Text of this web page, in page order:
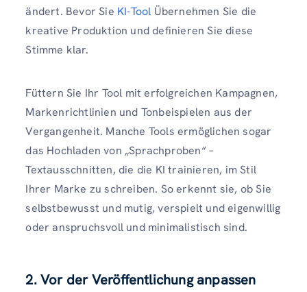
ändert. Bevor Sie KI-Tool Übernehmen Sie die
kreative Produktion und definieren Sie diese
Stimme klar.
Füttern Sie Ihr Tool mit erfolgreichen Kampagnen,
Markenrichtlinien und Tonbeispielen aus der
Vergangenheit. Manche Tools ermöglichen sogar
das Hochladen von „Sprachproben“ –
Textausschnitten, die die KI trainieren, im Stil
Ihrer Marke zu schreiben. So erkennt sie, ob Sie
selbstbewusst und mutig, verspielt und eigenwillig
oder anspruchsvoll und minimalistisch sind.
2. Vor der Veröffentlichung anpassen